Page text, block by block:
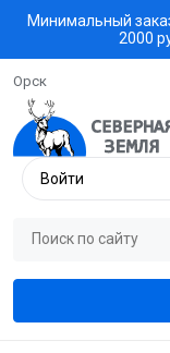
Минимальный
2000
Орск
Войти